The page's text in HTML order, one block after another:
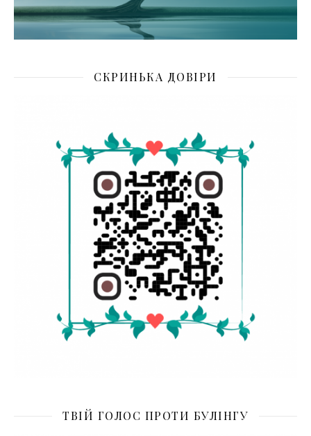
СКРИНЬКА ДОВІРИ
ТВІЙ ГОЛОС ПРОТИ БУЛІНГУ